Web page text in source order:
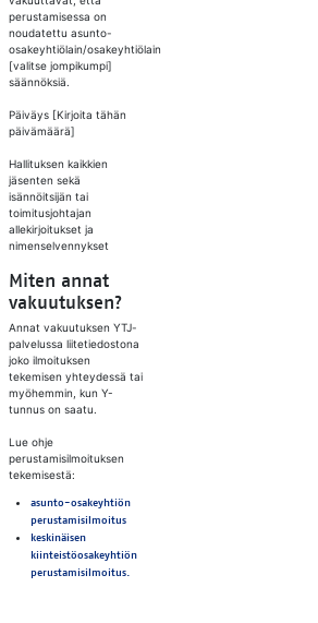
perustamisessa on
noudatettu asunto-
osakeyhtiölain/osakeyhtiölain
[valitse jompikumpi]
säännöksiä.
Päiväys [Kirjoita tähän
päivämäärä]
Hallituksen kaikkien
jäsenten sekä
isännöitsijän tai
toimitusjohtajan
allekirjoitukset ja
nimenselvennykset
Miten annat
vakuutuksen?
Annat vakuutuksen YTJ-
palvelussa liitetiedostona
joko ilmoituksen
tekemisen yhteydessä tai
myöhemmin, kun Y-
tunnus on saatu.
Lue ohje
perustamisilmoituksen
tekemisestä:
asunto-osakeyhtiön
perustamisilmoitus
keskinäisen
kiinteistöosakeyhtiön
perustamisilmoitus.